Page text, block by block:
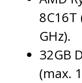
GHz).
32GB
(max.